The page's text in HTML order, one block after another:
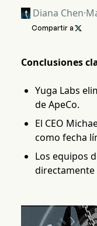
Diana Chen·
Compartir a 
Conclusiones
Yuga Labs
de ApeCo.
El CEO
como fecha
Los equipos
directamente